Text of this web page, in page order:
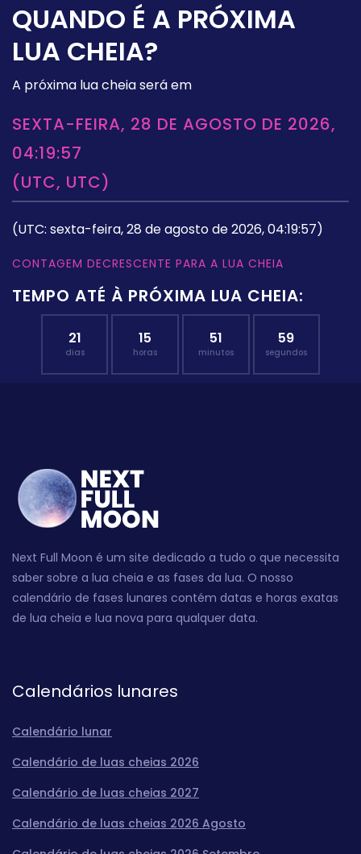
QUANDO É A PRÓXIMA
LUA CHEIA?
A próxima lua cheia será em
SEXTA-FEIRA, 28 DE AGOSTO DE 2026,
04:19:57
(UTC, UTC)
(UTC: sexta-feira, 28 de agosto de 2026, 04:19:57)
CONTAGEM DECRESCENTE PARA A LUA CHEIA
TEMPO ATÉ À PRÓXIMA LUA CHEIA:
21
dias
15
horas
51
minutos
58
segundos
Next Full Moon é um site dedicado a tudo o que necessita
saber sobre a lua cheia e as fases da lua. O nosso
calendário de fases lunares contém datas e horas exatas
de lua cheia e lua nova para qualquer data.
Calendários lunares
Calendário lunar
Calendário de luas cheias 2026
Calendário de luas cheias 2027
Calendário de luas cheias 2026 Agosto